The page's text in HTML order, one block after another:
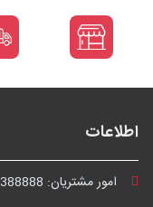
اطلاعات
امور مشتریان: